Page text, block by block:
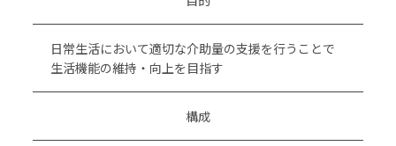
日常生活において適切な介助量の支援を行うことで
生活機能の維持・向上を目指す
構成